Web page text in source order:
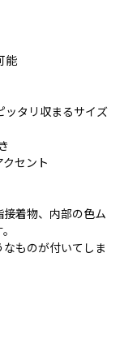
能
ッタリ収まるサイズ
セント
着物、内部の色ム
ものが付いてしま